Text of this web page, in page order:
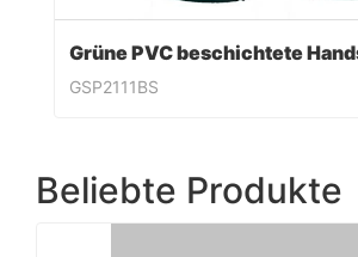
GSP2111BS
Beliebte Produkte